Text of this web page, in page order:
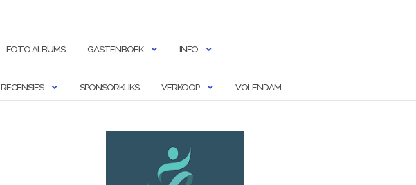
FOTO ALBUMS GASTENBOEK INFO
RECENSIES SPONSORKLIKS VERKOOP VOLENDAM